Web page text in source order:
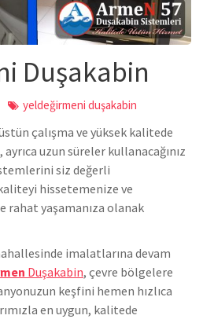
Duşakabin
yeldeğirmeni duşakabin
çalışma ve yüksek kalitede
uzun süreler kullanacağınız
siz değerli
hissetemenize ve
rahat yaşamanıza olanak
imalatlarına devam
Duşakabin, çevre bölgelere
keşfini hemen hızlıca
en uygun, kalitede